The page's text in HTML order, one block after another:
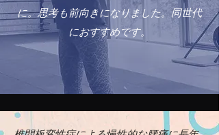
に。思考も前向きになりました。同世代
におすすめです。